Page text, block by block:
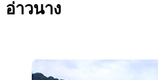
อ่าวนาง